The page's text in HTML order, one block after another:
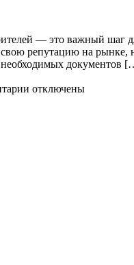
— это важный шаг
репутацию на рынке,
необходимых документов
отключены